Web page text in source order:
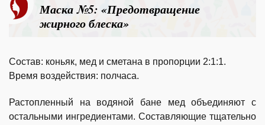
Маска №5: «Предотвращение
жирного блеска»
Состав: коньяк, мед и сметана в пропорции 2:1:1.
Время воздействия: полчаса.
Растопленный на водяной бане мед объединяют с
остальными ингредиентами. Составляющие тщательно